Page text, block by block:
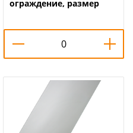
ограждение, размер